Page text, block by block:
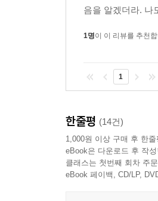
음을 알겠더라. 나
1명이 이 리뷰를 추천
1
한줄평 (14건)
1,000원 이상 구매 후 한줄
eBook은 다운로드 후 작
클래스는 첫번째 회차 주
eBook 페이백, CD/LP,